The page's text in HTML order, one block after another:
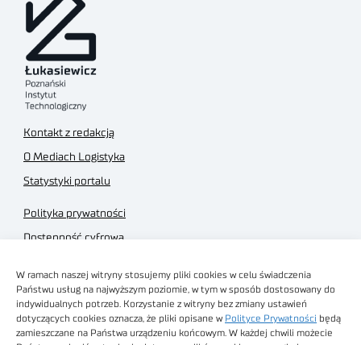
W ramach naszej witryny stosujemy pliki cookies w celu świadczenia
Państwu usług na najwyższym poziomie, w tym w sposób dostosowany do
indywidualnych potrzeb. Korzystanie z witryny bez zmiany ustawień
dotyczących cookies oznacza, że pliki opisane w Polityce Prywatności będą
zamieszczane na Państwa urządzeniu końcowym. W każdej chwili możecie
Kontakt z redakcją
O Mediach Logistyka
Statystyki portalu
Polityka prywatności
Dostępność cyfrowa
Regulamin sklepu